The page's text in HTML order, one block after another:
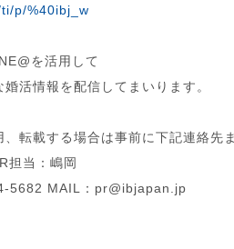
p/%40ibj_w
を活用して
活情報を配信してまいります。
転載する場合は事前に下記連絡先
担当：嶋岡
5682 MAIL：pr@ibjapan.jp